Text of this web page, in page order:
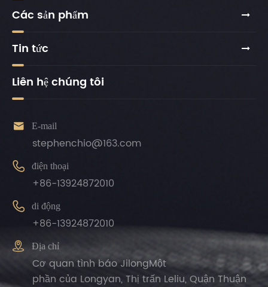
Các sản phẩm
Tin tức
Liên hệ chúng tôi
 E-mail
stephenchio@163.com
 điện thoại
+86-13924872010
 di động
+86-13924872010
 Địa chỉ
Cơ quan tình báo JilongMột
phần của Longyan, Thị trấn Leliu, Quận Thuận